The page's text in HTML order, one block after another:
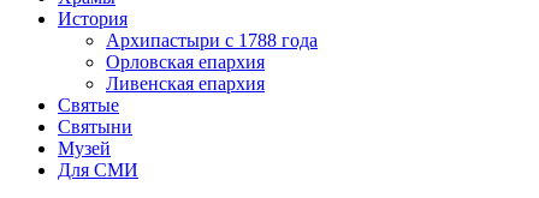
История
Архипастыри с 1788 года
Орловская епархия
Ливенская епархия
Святые
Святыни
Музей
Для СМИ